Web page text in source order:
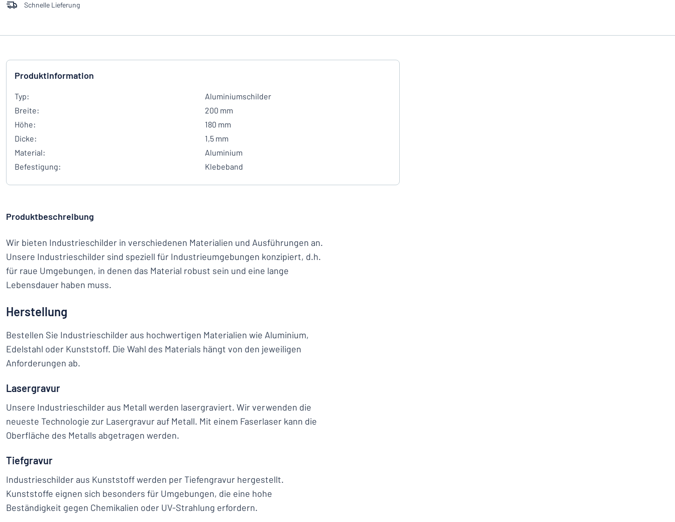
Schnelle Lieferung
Produktinformation
Typ:
Aluminiumschilder
Breite:
200 mm
Höhe:
180 mm
Dicke:
1,5 mm
Material:
Aluminium
Befestigung:
Klebeband
Produktbeschreibung
Wir bieten Industrieschilder in verschiedenen Materialien und Ausführungen an.
Unsere Industrieschilder sind speziell für Industrieumgebungen konzipiert, d.h.
für raue Umgebungen, in denen das Material robust sein und eine lange
Lebensdauer haben muss.
Herstellung
Bestellen Sie Industrieschilder aus hochwertigen Materialien wie Aluminium,
Edelstahl oder Kunststoff. Die Wahl des Materials hängt von den jeweiligen
Anforderungen ab.
Lasergravur
Unsere Industrieschilder aus Metall werden lasergraviert. Wir verwenden die
neueste Technologie zur Lasergravur auf Metall. Mit einem Faserlaser kann die
Oberfläche des Metalls abgetragen werden.
Tiefgravur
Industrieschilder aus Kunststoff werden per Tiefengravur hergestellt.
Kunststoffe eignen sich besonders für Umgebungen, die eine hohe
Beständigkeit gegen Chemikalien oder UV-Strahlung erfordern.